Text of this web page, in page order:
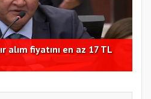
alım fiyatını en az 17 TL